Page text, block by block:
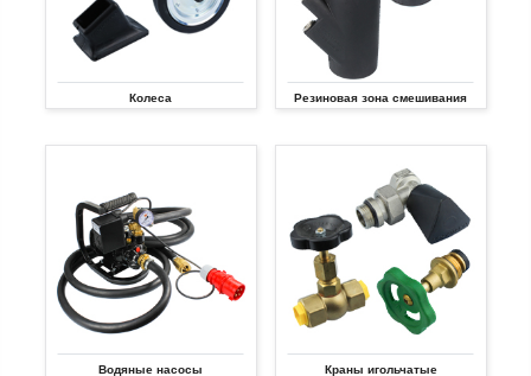
Колеса Резиновая зона смешивания
Водяные насосы Краны игольчатые